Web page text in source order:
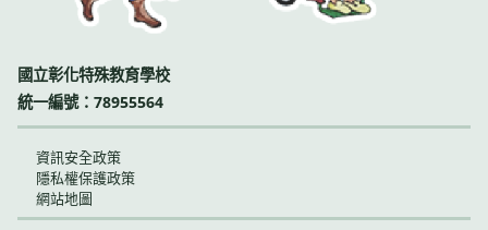
國立彰化特殊教育學校
統一編號：78955564
資訊安全政策
隱私權保護政策
網站地圖